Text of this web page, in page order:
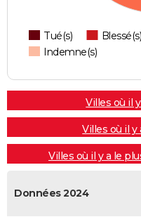
Tué(s)
Indemne(s)
Villes où il
Villes où il y
Villes où il y a le
Données 2024